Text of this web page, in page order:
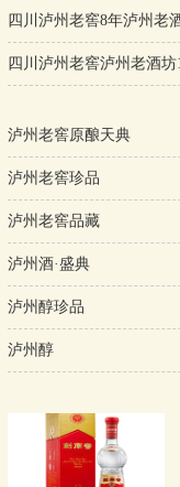
泸州老窖原酿天典
泸州老窖珍品
泸州老窖品藏
泸州酒·盛典
泸州醇珍品
泸州醇